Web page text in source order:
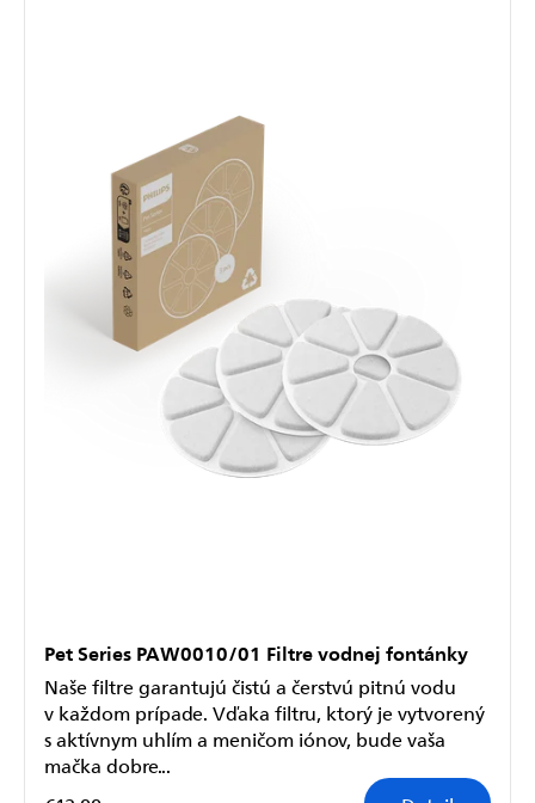
Pet Series PAW0010/01 Filtre vodnej fontánky
Naše filtre garantujú čistú a čerstvú pitnú vodu
v každom prípade. Vďaka filtru, ktorý je vytvorený
s aktívnym uhlím a meničom iónov, bude vaša
mačka dobre...